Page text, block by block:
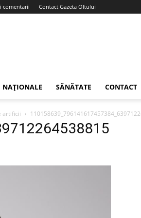
comentarii Contact Gazeta Oltului
NAȚIONALE SĂNĂTATE CONTACT
artificii